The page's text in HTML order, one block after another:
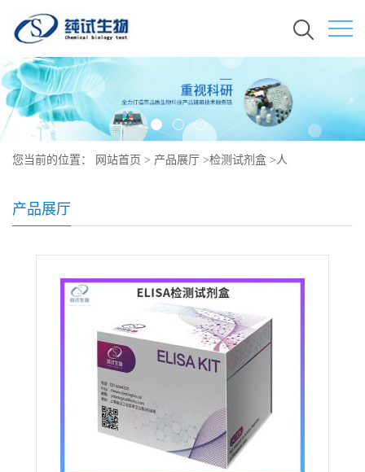
您当前的位置： 网站首页 > 产品展厅 >检测试剂盒 >人
产品展厅